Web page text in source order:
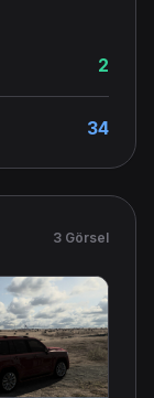
2
34
3 Görsel